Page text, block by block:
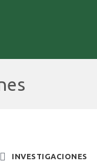
INVESTIGACIONES